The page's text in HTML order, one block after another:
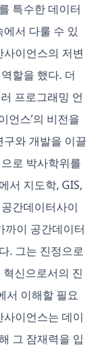
특수한 데이터
서 다룰 수 있
이언스의 저변
할을 했다. 더
프로그래밍 언
언스’의 비전을
와 개발을 이끌
로 박사학위를
서 지도학, GIS,
간데이터사이
까이 공간데이터
. 그는 진정으로
신으로서의 진
서 이해할 필요
이언스는 데이
그 잠재력을 입